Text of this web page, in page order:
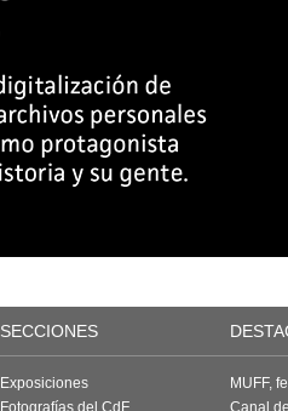
SECCIONES
Exposiciones
Fotografías del CdF
MUFF,
Canal